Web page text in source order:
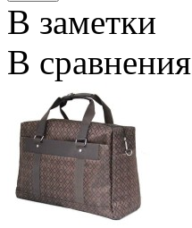
В заметки
В сравнения